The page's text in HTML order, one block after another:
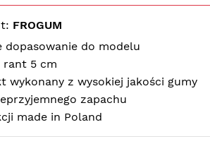
FROGUM
dopasowanie do modelu
rant 5 cm
wykonany z wysokiej jakości gumy
zapachu
made in Poland